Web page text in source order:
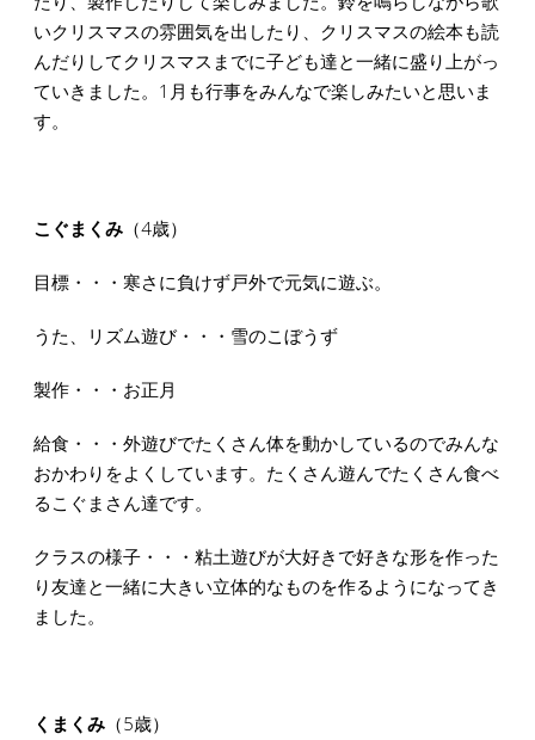
いクリスマスの雰囲気を出したり、クリスマスの絵本も読
んだりしてクリスマスまでに子ども達と一緒に盛り上がっ
ていきました。1月も行事をみんなで楽しみたいと思いま
す。
こぐまくみ（4歳）
目標・・・寒さに負けず戸外で元気に遊ぶ。
うた、リズム遊び・・・雪のこぼうず
製作・・・お正月
給食・・・外遊びでたくさん体を動かしているのでみんな
おかわりをよくしています。たくさん遊んでたくさん食べ
るこぐまさん達です。
クラスの様子・・・粘土遊びが大好きで好きな形を作った
り友達と一緒に大きい立体的なものを作るようになってき
ました。
くまくみ（5歳）